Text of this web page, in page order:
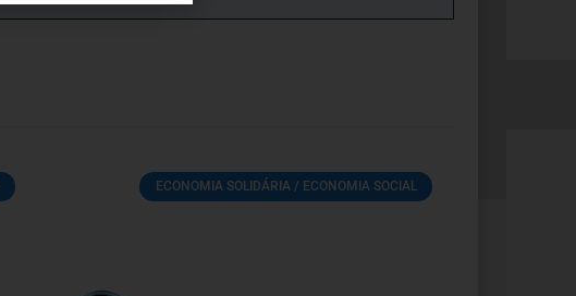
ECONOMIA SOLIDÁRIA / ECONOMIA SOCIAL